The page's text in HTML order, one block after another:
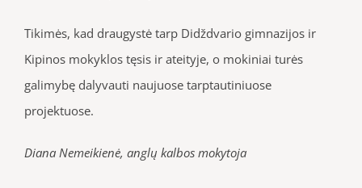
Tikimės, kad draugystė tarp Didždvario gimnazijos ir
Kipinos mokyklos tęsis ir ateityje, o mokiniai turės
galimybę dalyvauti naujuose tarptautiniuose
projektuose.
Diana Nemeikienė, anglų kalbos mokytoja